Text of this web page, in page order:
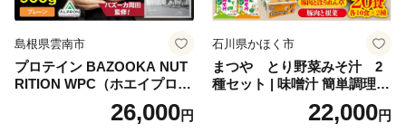
島根県雲南市
プロテイン BAZOOKA NUT
RITION WPC（ホエイプロテ
イン）＜プレーン＞ 900g｜
バズーカ岡田監修・植物由来
26,000円
石川県かほく市
まつや とり野菜みそ汁 2
種セット | 味噌汁 簡単調理
お味噌 おみそ みそ とり野菜
時短料理 時短ごはん ご当地
22,000円